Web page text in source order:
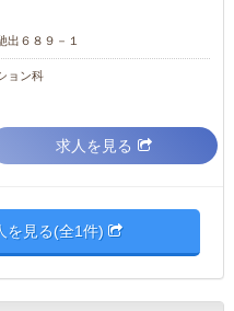
出６８９－１
ョン科
求人を見る
を見る(全1件)